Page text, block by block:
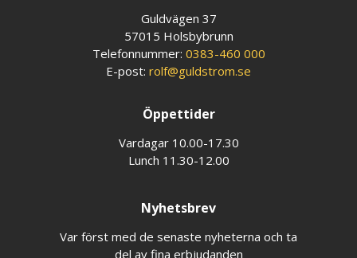
Guldvägen 37
57015 Holsbybrunn
Telefonnummer: 0383-460 000
E-post: rolf@guldstrom.se
Öppettider
Vardagar 10.00-17.30
Lunch 11.30-12.00
Nyhetsbrev
Var först med de senaste nyheterna och ta
del av fina erbjudanden